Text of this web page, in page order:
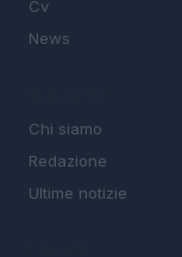
Cv
News
Chi siamo
Redazione
Ultime notizie